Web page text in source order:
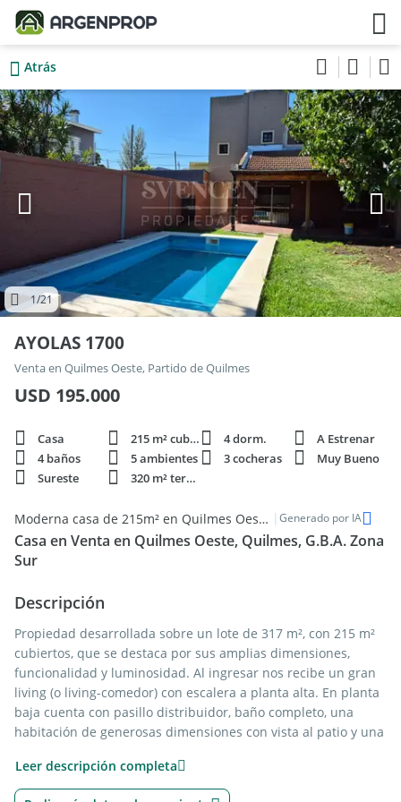
Atrás
1/21
AYOLAS 1700
Venta en Quilmes Oeste, Partido de Quilmes
USD 195.000
Casa 215 m² cubie. 4 dorm.
A Estrenar
4 baños
5 ambientes 3 cocheras
Muy Bueno
Sureste
320 m² terren.
Moderna casa de 215m² en Quilmes Oeste - Venta | Generado por IA
Casa en Venta en Quilmes Oeste, Quilmes, G.B.A. Zona
Sur
Descripción
Propiedad desarrollada sobre un lote de 317 m², con 215 m²
cubiertos, que se destaca por sus amplias dimensiones,
funcionalidad y luminosidad. Al ingresar nos recibe un gran
living (o living-comedor) con escalera a planta alta. En planta
baja cuenta con pasillo distribuidor, baño completo, una
habitación de generosas dimensiones con vista al patio y una
alacenas y bajo mesada, con doble circulación (ingreso
también desde el garaje) y ventana balcón con rejas hacia el
Leer descripción completa